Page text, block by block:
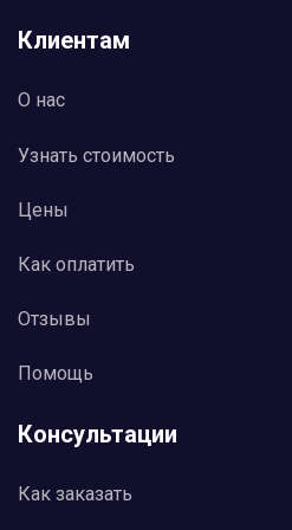
решении» // «Российская
от 10 октября 2003 г. № 5
принципов и норм
Федерации» // Бюллетень
от 20.01.2003 года № 2 «О
действие гражданского
газета от 25.01.2003 года №
5. Постановление
вопросах применения
правосудия» // Бюллетень
Клиентам
О нас
Узнать стоимость
Цены
Как оплатить
Отзывы
Помощь
Консультации
Как заказать